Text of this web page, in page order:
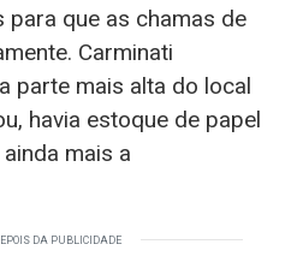
para que as chamas de
Carminati
parte mais alta do local
havia estoque de papel
mais a
DA PUBLICIDADE